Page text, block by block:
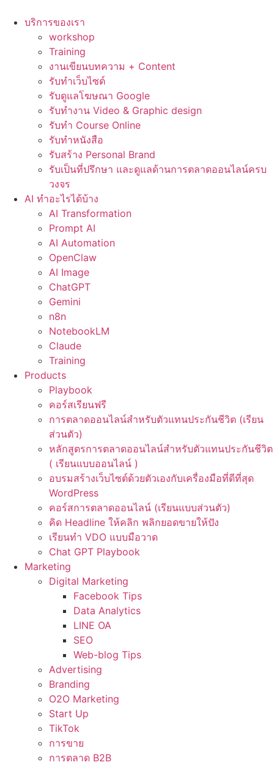
บริการของเรา
workshop
Training
งานเขียนบทความ + Content
รับทำเว็บไซต์
รับดูแลโฆษณา Google
รับทำงาน Video & Graphic design
รับทำ Course Online
รับทำหนังสือ
รับสร้าง Personal Brand
รับเป็นที่ปรึกษา และดูแลด้านการตลาดออนไลน์ครบ
วงจร
AI ทำอะไรได้บ้าง
AI Transformation
Prompt AI
AI Automation
OpenClaw
AI Image
ChatGPT
Gemini
n8n
NotebookLM
Claude
Training
Products
Playbook
คอร์สเรียนฟรี
การตลาดออนไลน์สำหรับตัวแทนประกันชีวิต (เรียน
ส่วนตัว)
หลักสูตรการตลาดออนไลน์สำหรับตัวแทนประกันชีวิต
( เรียนแบบออนไลน์ )
อบรมสร้างเว็บไซต์ด้วยตัวเองกับเครื่องมือที่ดีที่สุด
WordPress
คอร์สการตลาดออนไลน์ (เรียนแบบส่วนตัว)
คิด Headline ให้คลิก พลิกยอดขายให้ปัง
เรียนทำ VDO แบบมือวาด
Chat GPT Playbook
Marketing
Digital Marketing
Facebook Tips
Data Analytics
LINE OA
SEO
Web-blog Tips
Advertising
Branding
O2O Marketing
Start Up
TikTok
การขาย
การตลาด B2B